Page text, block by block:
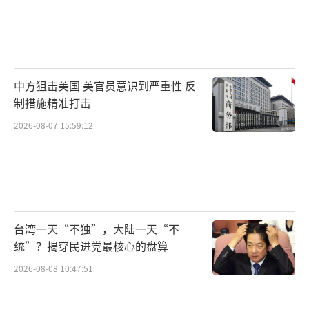
日本正处于内外矛盾交织的关键节点，无
论谁当选首相，在短期内都难以摆脱结构性困
境。高市早苗今后面临的政策挑战十分严峻，
甚至有可能成为下一个“短命”首相。（责任编
中方狙击美国 美官员意识到严重性 反
制措施精准打击
2026-08-07 15:59:12
台湾一天“不独”，大陆一天“不
统”？揭穿民进党最核心的盘算
2026-08-08 10:47:51